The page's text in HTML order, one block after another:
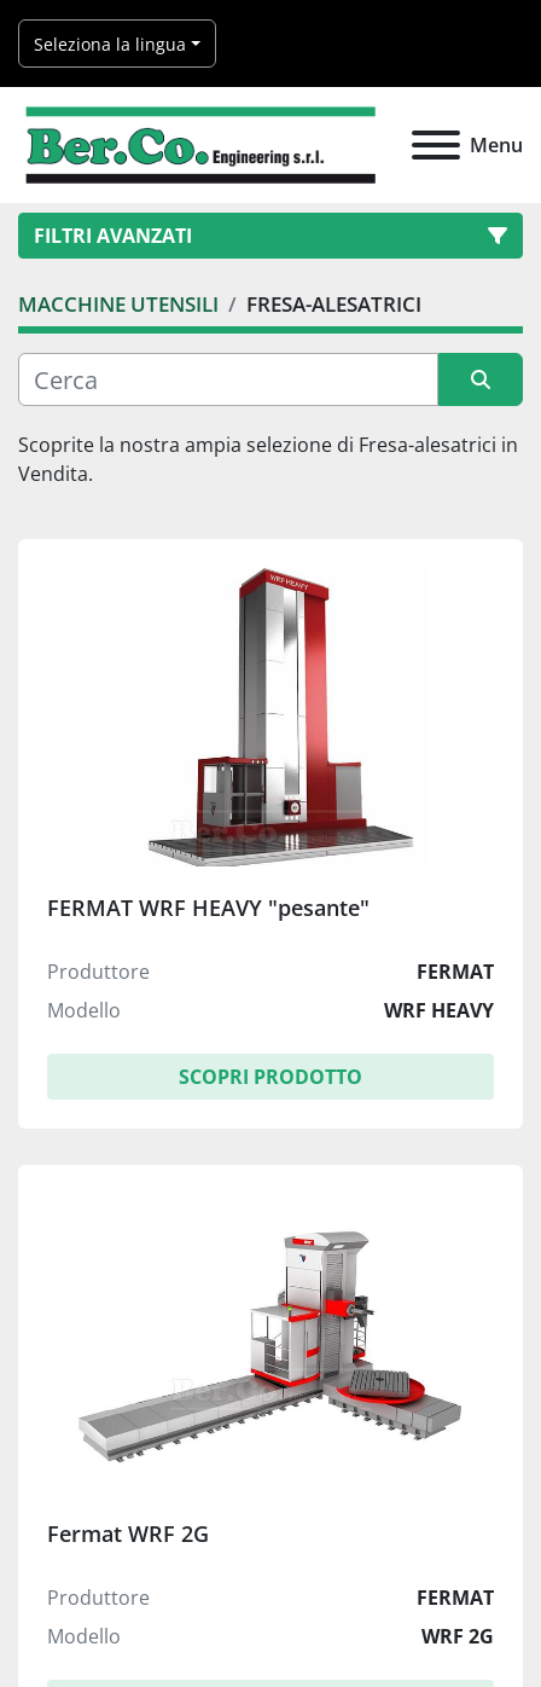
Seleziona la lingua
Menu
FILTRI AVANZATI
Categoria
Produttore
Modello
MACCHINE UTENSILI FRESA-ALESATRICI
Ordina per
Scoprite la nostra ampia selezione di Fresa-alesatrici in
Vendita.
FERMAT WRF HEAVY "pesante"
Produttore
FERMAT
Modello
WRF HEAVY
SCOPRI PRODOTTO
Fermat WRF 2G
Produttore
FERMAT
Modello
WRF 2G